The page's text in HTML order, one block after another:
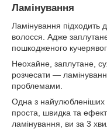
Ламінування
Ламінування підходить
волосся. Адже
пошкодженого
Неохайне, заплутане,
розчесати —
проблемами.
Одна з
проста, швидка та
ламінування, ви за 3